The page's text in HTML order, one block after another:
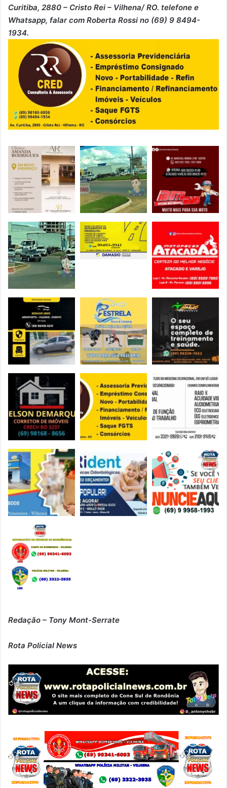
Curitiba, 2880 – Cristo Rei – Vilhena/ RO. telefone e
Whatsapp, falar com Roberta Rossi no (69) 9 8494-
1934.
Redação – Tony Mont-Serrate
Rota Policial News